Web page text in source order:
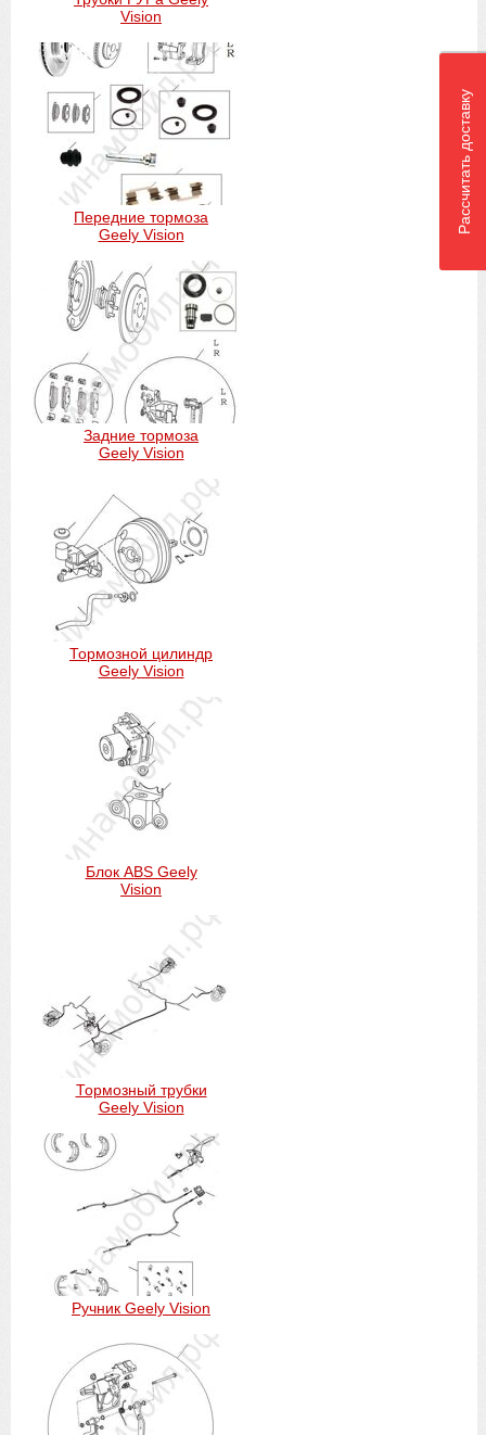
Vision
Передние тормоза
Geely Vision
Задние тормоза
Geely Vision
Тормозной цилиндр
Geely Vision
Блок ABS Geely
Vision
Тормозный трубки
Geely Vision
Ручник Geely Vision
Рассчитать доставку